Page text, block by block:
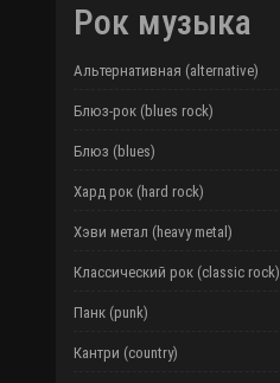
Рок музыка
Альтернативная (alternative)
Блюз-рок (blues rock)
Блюз (blues)
Хард рок (hard rock)
Хэви метал (heavy metal)
Классический рок (classic rock)
Панк (punk)
Кантри (country)